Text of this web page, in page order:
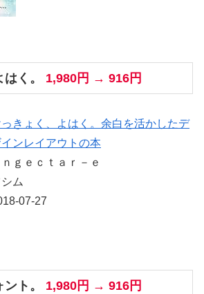
く。 1,980円 → 916円
っきょく、よはく。余白を活かしたデ
ンレイアウトの本
ｎｇｅｃｔａｒ－ｅ
ム
07-27
ト。 1,980円 → 916円